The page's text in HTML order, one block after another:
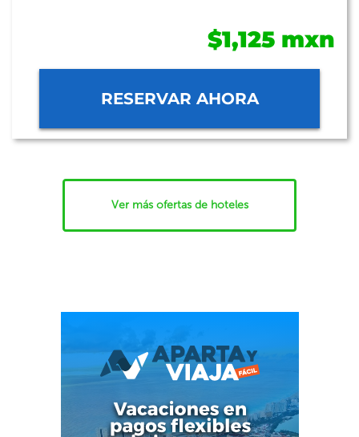
$1,125 mxn
RESERVAR AHORA
Ver más ofertas de hoteles